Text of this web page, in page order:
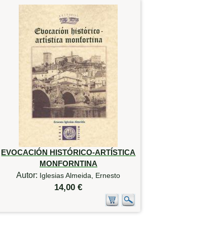
EVOCACIÓN HISTÓRICO-ARTÍSTICA
MONFORNTINA
Autor: Iglesias Almeida, Ernesto
14,00 €